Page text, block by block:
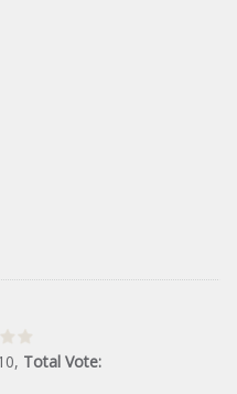
, Total Vote: